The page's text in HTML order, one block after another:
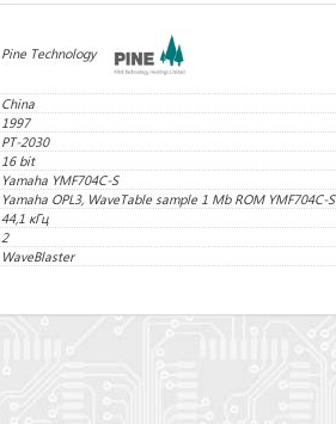
Pine Technology
China
1997
PT-2030
16 bit
Yamaha YMF704C-S
Yamaha OPL3, WaveTable sample 1 Mb ROM YMF704C-S
44,1 кГц
2
WaveBlaster